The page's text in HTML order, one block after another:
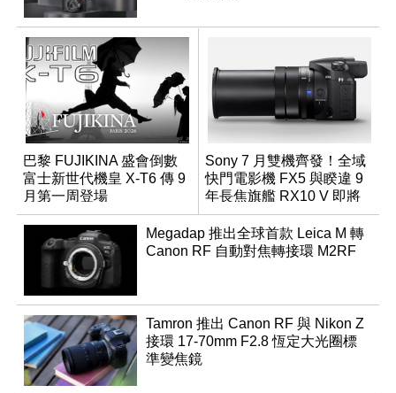
巴黎 FUJIKINA 盛會倒數
富士新世代機皇 X-T6 傳 9
月第一周登場
Sony 7 月雙機齊發！全域
快門電影機 FX5 與睽違 9
年長焦旗艦 RX10 V 即將
登場
Megadap 推出全球首款 Leica M 轉
Canon RF 自動對焦轉接環 M2RF
Tamron 推出 Canon RF 與 Nikon Z
接環 17-70mm F2.8 恆定大光圈標
準變焦鏡